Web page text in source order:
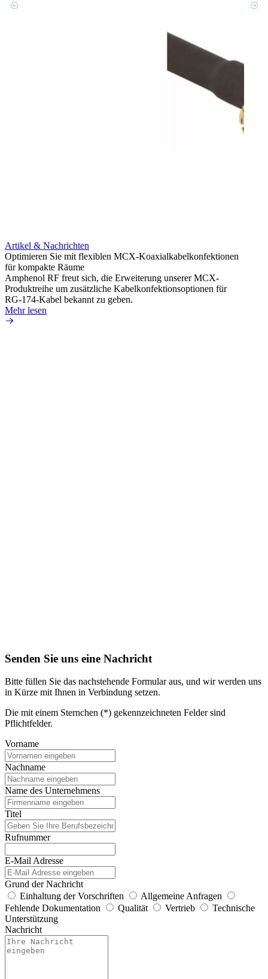
Artikel & Nachrichten
Optimieren Sie mit flexiblen MCX-Koaxialkabelkonfektionen
für kompakte Räume
Amphenol RF freut sich, die Erweiterung unserer MCX-
Produktreihe um zusätzliche Kabelkonfektionsoptionen für
RG-174-Kabel bekannt zu geben.
Mehr lesen
Senden Sie uns eine Nachricht
Bitte füllen Sie das nachstehende Formular aus, und wir werden uns
in Kürze mit Ihnen in Verbindung setzen.
Die mit einem Sternchen (*) gekennzeichneten Felder sind
Pflichtfelder.
Vorname
Nachname
Name des Unternehmens
Titel
Rufnummer
E-Mail Adresse
Grund der Nachricht
Einhaltung der Vorschriften
Allgemeine Anfragen
Fehlende Dokumentation
Qualität Vertrieb
Technische
Unterstützung
Nachricht